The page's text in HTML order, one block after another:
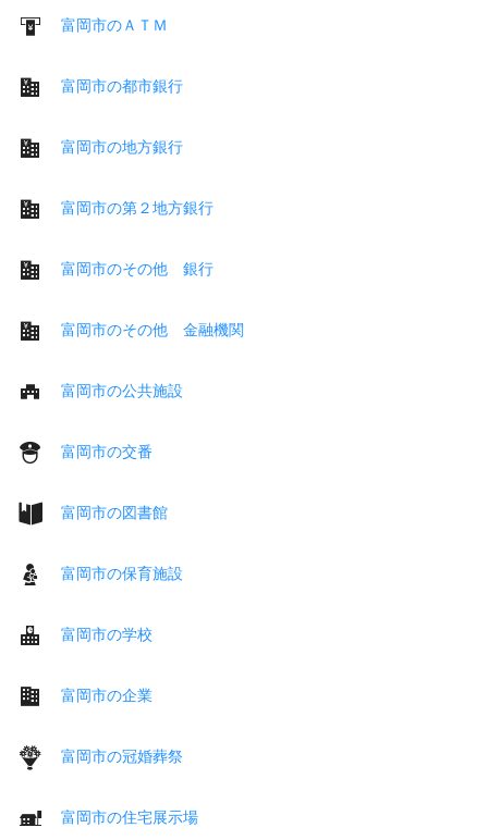
富岡市のＡＴＭ
富岡市の都市銀行
富岡市の地方銀行
富岡市の第２地方銀行
富岡市のその他 銀行
富岡市のその他 金融機関
富岡市の公共施設
富岡市の交番
富岡市の図書館
富岡市の保育施設
富岡市の学校
富岡市の企業
富岡市の冠婚葬祭
富岡市の住宅展示場